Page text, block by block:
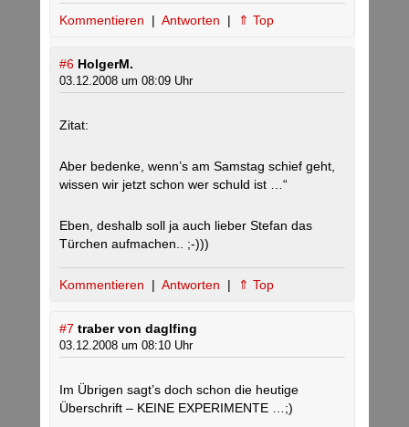
Kommentieren | Antworten | ⇑ Top
#6 HolgerM.
03.12.2008 um 08:09 Uhr
Zitat:
Aber bedenke, wenn’s am Samstag schief geht,
wissen wir jetzt schon wer schuld ist …“
Eben, deshalb soll ja auch lieber Stefan das
Türchen aufmachen.. ;-)))
Kommentieren | Antworten | ⇑ Top
#7 traber von daglfing
03.12.2008 um 08:10 Uhr
Im Übrigen sagt’s doch schon die heutige
Überschrift – KEINE EXPERIMENTE …;)